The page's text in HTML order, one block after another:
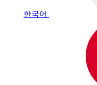
한국어